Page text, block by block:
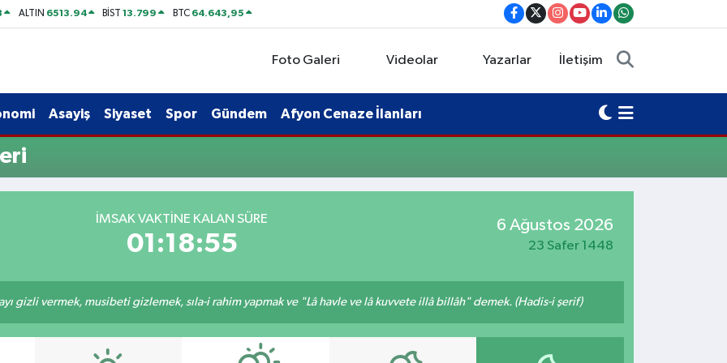
ALTIN 6513.94 BİST13.799 BTC 64.643,95
Foto Galeri Videolar Yazarlar İletişim
Asayiş Siyaset Spor Gündem Afyon Cenaze İlanları
İMSAK VAKTINE KALAN SÜRE
01:18:55
6 Ağustos 2026
23 Safer 1448
gizli vermek, musibeti gizlemek, sıla-i rahim yapmak ve "Lâ havle ve lâ kuvvete illâ billâh" demek. (Hadis-i şerif)